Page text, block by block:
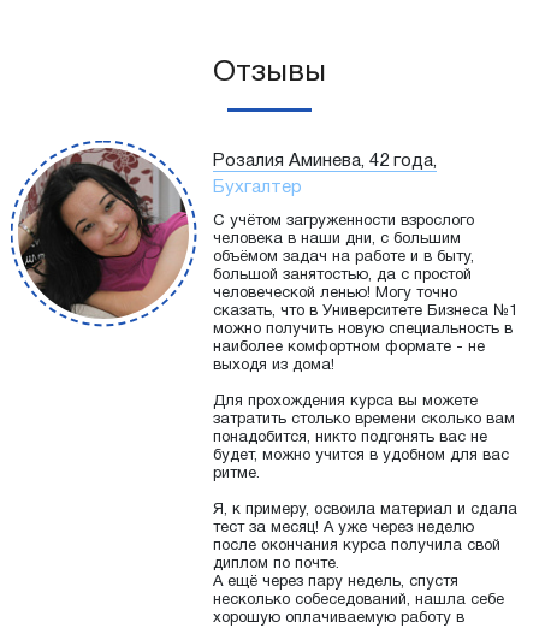
Отзывы
Розалия Аминева, 42 года,
Бухгалтер
С учётом загруженности взрослого
человека в наши дни, с большим
объёмом задач на работе и в быту,
большой занятостью, да с простой
человеческой ленью! Могу точно
сказать, что в Университете Бизнеса №1
можно получить новую специальность в
наиболее комфортном формате - не
выходя из дома!
Для прохождения курса вы можете
затратить столько времени сколько вам
понадобится, никто подгонять вас не
будет, можно учится в удобном для вас
ритме.
Я, к примеру, освоила материал и сдала
тест за месяц! А уже через неделю
после окончания курса получила свой
диплом по почте.
А ещё через пару недель, спустя
несколько собеседований, нашла себе
хорошую оплачиваемую работу в